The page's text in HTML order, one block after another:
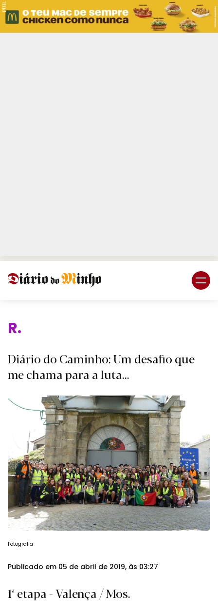
PUB.
Religiã
Diário do Caminho: Um desafio que
me chama para a luta...
Fotografia
Publicado em 05 de abril de 2019, às 03:27
1ª etapa - Valença / Mos.